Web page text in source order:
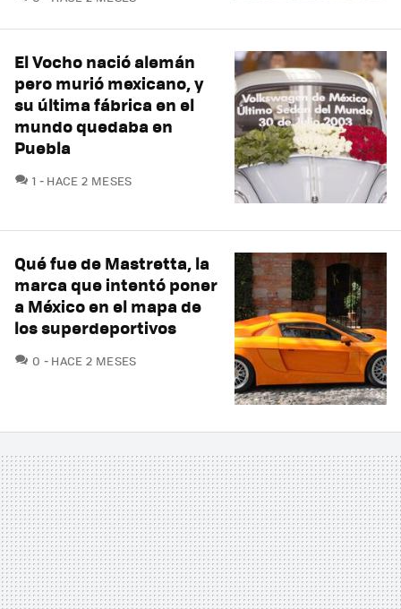
El Vocho nació alemán
pero murió mexicano, y
su última fábrica en el
mundo quedaba en
Puebla
1 COMENTARIOS
HACE 2 MESES
Qué fue de Mastretta, la
marca que intentó poner
a México en el mapa de
los superdeportivos
0 COMENTARIOS
HACE 2 MESES